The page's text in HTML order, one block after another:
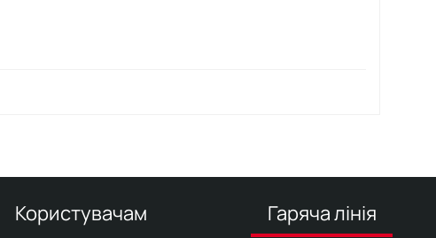
Користувачам Гаряча лінія